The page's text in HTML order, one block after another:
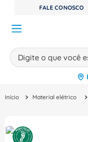
FALE CONOSCO
Digite o que você
Material elétrico
TERMOS MAIS
º disjuntor
3º